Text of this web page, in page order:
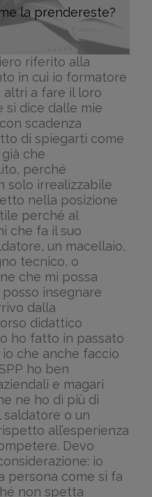
la prendereste?
riferito alla
in cui io formatore
altri a fare il loro
si dice dalle mie
scadenza
di spiegarti come
che
perché
solo irrealizzabile
nella posizione
perché al
che fa il suo
un macellaio,
tecnico, o
che mi possa
insegnare
dalla
didattico
ho fatto in passato
che anche faccio
ho ben
e magari
ne ho di più di
o un
all’esperienza
Devo
io
persona come si fa
non spetta